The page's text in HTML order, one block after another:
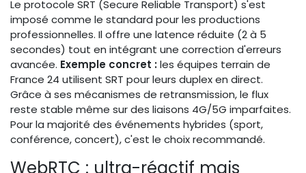
Le protocole SRT (Secure Reliable Transport) s'est
imposé comme le standard pour les productions
professionnelles. Il offre une latence réduite (2 à 5
secondes) tout en intégrant une correction d'erreurs
avancée. Exemple concret :les équipes terrain de
France 24 utilisent SRT pour leurs duplex en direct.
Grâce à ses mécanismes de retransmission, le flux
reste stable même sur des liaisons 4G/5G imparfaites.
Pour la majorité des événements hybrides (sport,
conférence, concert), c'est le choix recommandé.
WebRTC : ultra-réactif mais